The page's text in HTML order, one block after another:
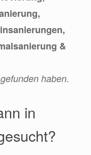
&
haben.
in